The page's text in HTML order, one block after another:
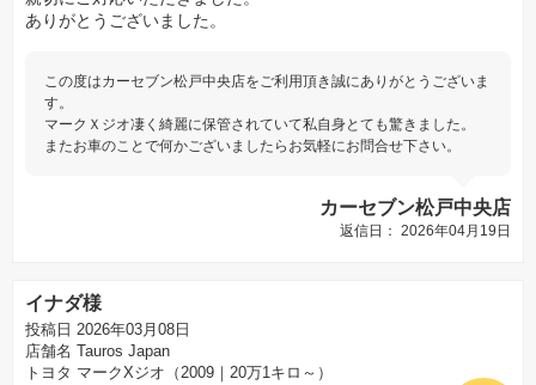
ありがとうございました。
この度はカーセブン松戸中央店をご利用頂き誠にありがとうございま
す。
マークＸジオ凄く綺麗に保管されていて私自身とても驚きました。
またお車のことで何かございましたらお気軽にお問合せ下さい。
カーセブン松戸中央店
返信日： 2026年04月19日
イナダ様
投稿日 2026年03月08日
店舗名 Tauros Japan
トヨタ マークXジオ（2009｜20万1キロ～）